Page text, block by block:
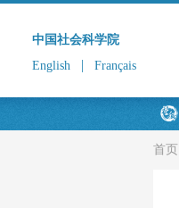
中国社会科学院
English
| Français
首页